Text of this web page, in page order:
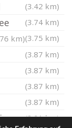
(3.42 km)
(3.74 km)
(3.75 km)
km)
(3.87 km)
(3.87 km)
(3.87 km)
(3.87 km)
(3.91 km)